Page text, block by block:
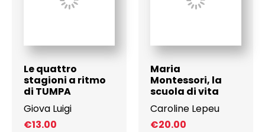
Le quattro
stagioni a ritmo
di TUMPA
Giova Luigi
€13.00
Maria
Montessori, la
scuola di vita
Caroline Lepeu
€20.00